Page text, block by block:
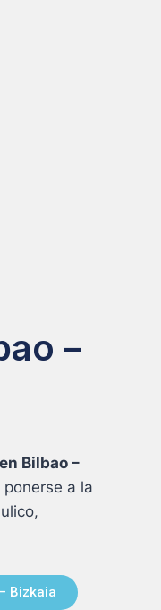
–
Bilbao –
a la
Bizkaia